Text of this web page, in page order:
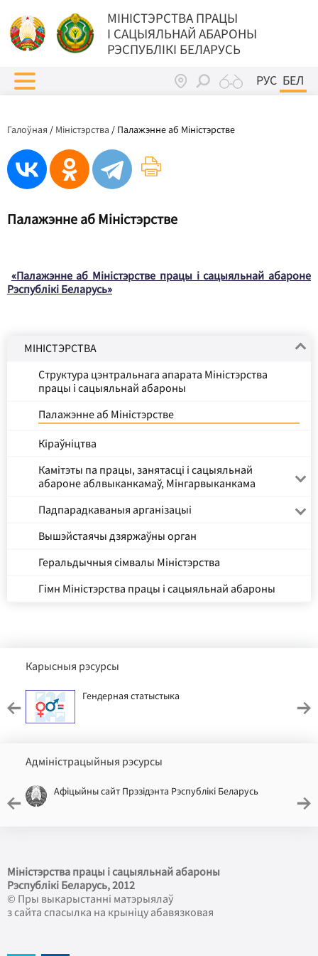
МIНIСТЭРСТВА ПРАЦЫ
I САЦЫЯЛЬНАЙ АБАРОНЫ
РЭСПУБЛІКІ БЕЛАРУСЬ
РУС БЕЛ
Галоўная / Міністэрства / Палажэнне аб Міністэрстве
Палажэнне аб Міністэрстве
«Палажэнне аб Міністэрстве працы ісацыяльнай абароне
Рэспублікі Беларусь»
МІНІСТЭРСТВА
Структура цэнтральнага апарата Міністэрства
працы і сацыяльнай абароны
Палажэнне аб Міністэрстве
Кіраўніцтва
Камітэты па працы, занятасці і сацыяльнай
абароне аблвыканкамаў, Мінгарвыканкама
Падпарадкаваныя арганізацыі
Вышэйстаячы дзяржаўны орган
Геральдычныя сімвалы Міністэрства
Гімн Міністэрства працы і сацыяльнай абароны
Карысныя рэсурсы
Гендерная статыстыка
Адміністрацыйныя рэсурсы
Афіцыйны сайт Прэзідэнта Рэспублікі Беларусь
Міністэрства працы і сацыяльнай абароны
Рэспублікі Беларусь, 2012
© Пры выкарыстанні матэрыялаў
з сайта спасылка на крыніцу абавязковая